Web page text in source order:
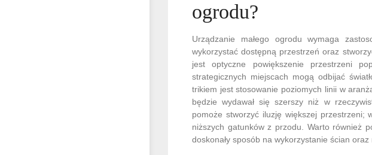
ogrodu?
Urządzanie małego ogrodu wymaga
wykorzystać dostępną przestrzeń oraz
jest optyczne powiększenie przestrzeni
strategicznych miejscach mogą odbijać
trikiem jest stosowanie poziomych linii w
będzie wydawał się szerszy niż w
pomoże stworzyć iluzję większej przestrzeni;
niższych gatunków z przodu. Warto również
doskonały sposób na wykorzystanie ścian